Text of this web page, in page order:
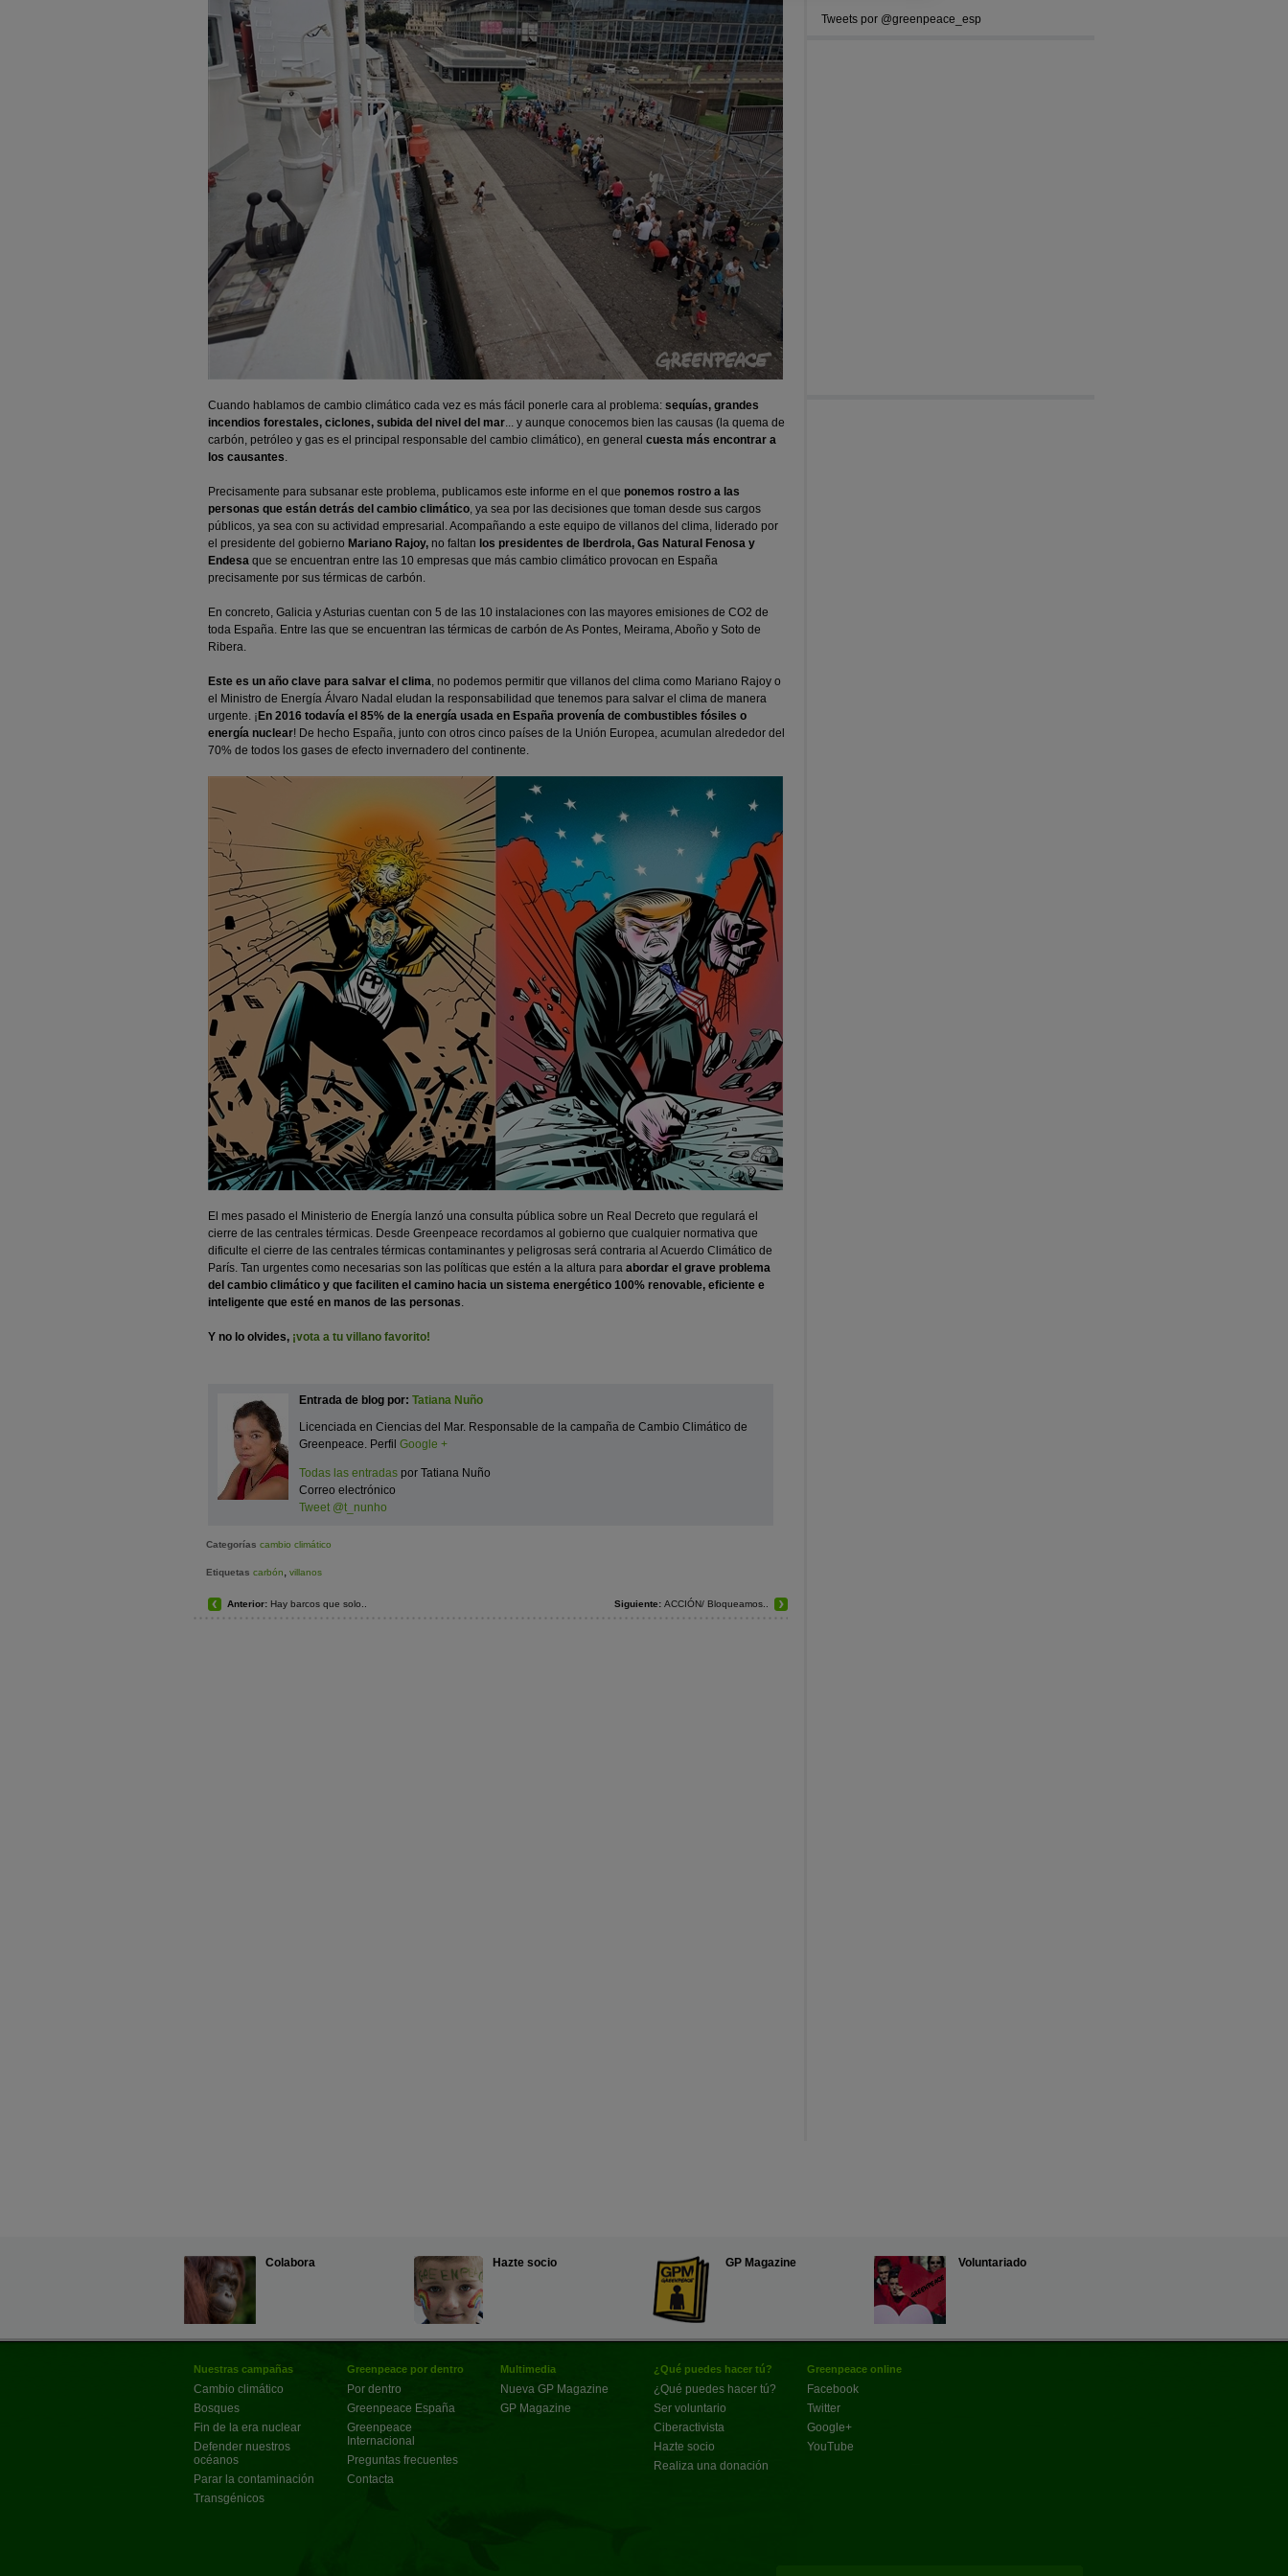
Cuando hablamos de cambio climático cada vez es más fácil ponerle cara al problema: sequías, grandes
incendios forestales, ciclones, subida del nivel del mar... y aunque conocemos bien las causas (la quema de
carbón, petróleo y gas es el principal responsable del cambio climático), en general cuesta más encontrar a
los causantes.
Precisamente para subsanar este problema, publicamos este informe en el que ponemos rostro a las
personas que están detrás del cambio climático, ya sea por las decisiones que toman desde sus cargos
públicos, ya sea con su actividad empresarial. Acompañando a este equipo de villanos del clima, liderado por
el presidente del gobierno Mariano Rajoy, no faltan los presidentes de Iberdrola, Gas Natural Fenosa y
Endesa que se encuentran entre las 10 empresas que más cambio climático provocan en España
precisamente por sus térmicas de carbón.
En concreto, Galicia y Asturias cuentan con 5 de las 10 instalaciones con las mayores emisiones de CO2 de
toda España. Entre las que se encuentran las térmicas de carbón de As Pontes, Meirama, Aboño y Soto de
Ribera.
Este es un año clave para salvar el clima, no podemos permitir que villanos del clima como Mariano Rajoy o
el Ministro de Energía Álvaro Nadal eludan la responsabilidad que tenemos para salvar el clima de manera
urgente. ¡ En 2016 todavía el 85% de la energía usada en España provenía de combustibles fósiles o
energía nuclear! De hecho España, junto con otros cinco países de la Unión Europea, acumulan alrededor del
70% de todos los gases de efecto invernadero del continente.
El mes pasado el Ministerio de Energía lanzó una consulta pública sobre un Real Decreto que regulará el
cierre de las centrales térmicas. Desde Greenpeace recordamos al gobierno que cualquier normativa que
dificulte el cierre de las centrales térmicas contaminantes y peligrosas será contraria al Acuerdo Climático de
París. Tan urgentes como necesarias son las políticas que estén a la altura para abordar el grave problema
del cambio climático y que faciliten el camino hacia un sistema energético 100% renovable, eficiente e
inteligente que esté en manos de las personas.
Y no lo olvides, ¡vota a tu villano favorito!
Entrada de blog por: Tatiana Nuño
Licenciada en Ciencias del Mar. Responsable de la campaña de Cambio Climático de
Greenpeace. Perfil Google +
Todas las entradas por Tatiana Nuño
Correo electrónico
Tweet @t_nunho
Categorías cambio climático
Etiquetas carbón, villanos
Siguiente: ACCIÓN/ Bloqueamos..
Anterior: Hay barcos que solo..
Tweets por @greenpeace_esp
Colabora Hazte socio GP Magazine Voluntariado
Nuestras campañas
Cambio climático
Bosques
Fin de la era nuclear
Defender nuestros
océanos
Parar la contaminación
Transgénicos
Greenpeace por dentro
Por dentro
Greenpeace España
Greenpeace
Internacional
Preguntas frecuentes
Contacta
Multimedia
Nueva GP Magazine
GP Magazine
¿Qué puedes hacer tú?
¿Qué puedes hacer tú?
Ser voluntario
Ciberactivista
Hazte socio
Realiza una donación
Greenpeace online
Facebook
Twitter
Google+
YouTube